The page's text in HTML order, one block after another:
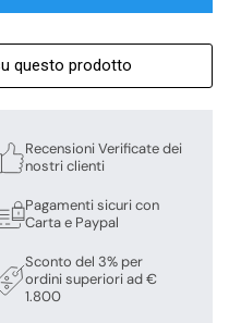
questo prodotto
Recensioni Verificate dei
nostri clienti
Pagamenti sicuri con
Carta e Paypal
Sconto del 3% per
ordini superiori ad €
1.800